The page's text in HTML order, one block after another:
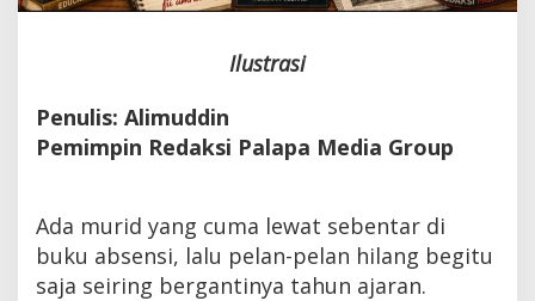
Ilustrasi
Penulis: Alimuddin
Pemimpin Redaksi Palapa Media Group
Ada murid yang cuma lewat sebentar di
buku absensi, lalu pelan-pelan hilang begitu
saja seiring bergantinya tahun ajaran.